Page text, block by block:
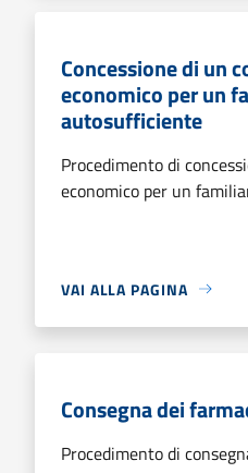
Concessione di un
economico per un
autosufficiente
Procedimento di
economico per un
VAI ALLA PAGINA
Consegna dei
Procedimento di